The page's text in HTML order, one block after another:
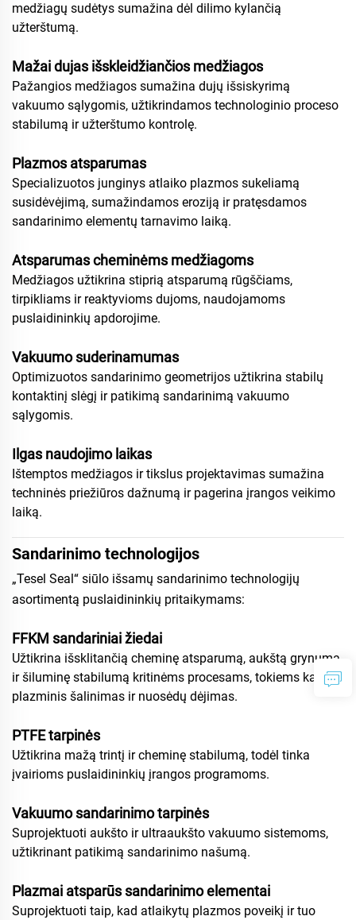
medžiagų sudėtys sumažina dėl dilimo kylančią
užterštumą.
Mažai dujas išskleidžiančios medžiagos
Pažangios medžiagos sumažina dujų išsiskyrimą
vakuumo sąlygomis, užtikrindamos technologinio proceso
stabilumą ir užterštumo kontrolę.
Plazmos atsparumas
Specializuotos junginys atlaiko plazmos sukeliamą
susidėvėjimą, sumažindamos eroziją ir pratęsdamos
sandarinimo elementų tarnavimo laiką.
Atsparumas cheminėms medžiagoms
Medžiagos užtikrina stiprią atsparumą rūgščiams,
tirpikliams ir reaktyvioms dujoms, naudojamoms
puslaidininkių apdorojime.
Vakuumo suderinamumas
Optimizuotos sandarinimo geometrijos užtikrina stabilų
kontaktinį slėgį ir patikimą sandarinimą vakuumo
sąlygomis.
Ilgas naudojimo laikas
Ištemptos medžiagos ir tikslus projektavimas sumažina
techninės priežiūros dažnumą ir pagerina įrangos veikimo
laiką.
Sandarinimo technologijos
„Tesel Seal“ siūlo išsamų sandarinimo technologijų
asortimentą puslaidininkių pritaikymams:
FFKM sandariniai žiedai
Užtikrina išsklitančią cheminę atsparumą, aukštą grynumą
ir šiluminę stabilumą kritinėms procesams, tokiems kaip
plazminis šalinimas ir nuosėdų dėjimas.
PTFE tarpinės
Užtikrina mažą trintį ir cheminę stabilumą, todėl tinka
įvairioms puslaidininkių įrangos programoms.
Vakuumo sandarinimo tarpinės
Suprojektuoti aukšto ir ultraaukšto vakuumo sistemoms,
užtikrinant patikimą sandarinimo našumą.
Plazmai atsparūs sandarinimo elementai
Suprojektuoti taip, kad atlaikytų plazmos poveikį ir tuo